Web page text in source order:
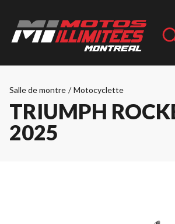
Salle de montre / Motocyclette
TRIUMPH
2025